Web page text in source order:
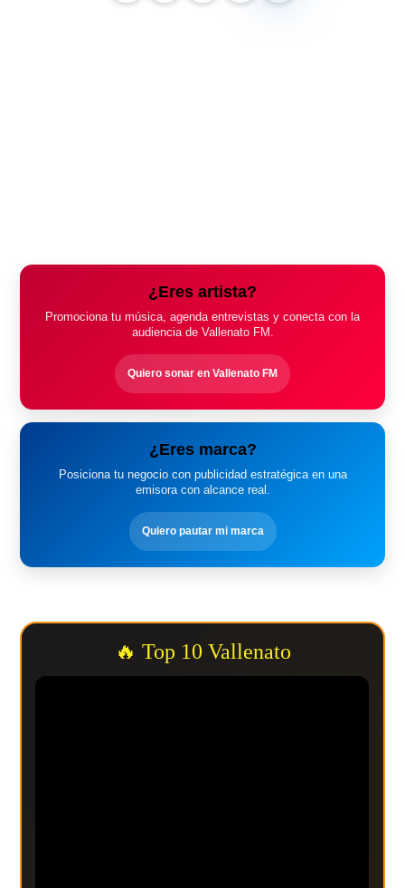
¿Eres artista?
Promociona tu música, agenda entrevistas y conecta con la
audiencia de Vallenato FM.
Quiero sonar en Vallenato FM
¿Eres marca?
Posiciona tu negocio con publicidad estratégica en una
emisora con alcance real.
Quiero pautar mi marca
🔥 Top 10 Vallenato